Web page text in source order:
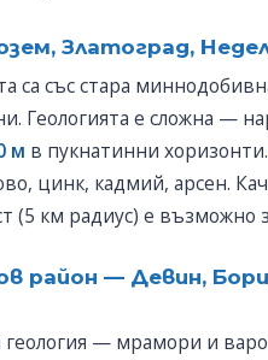
Златоград,
са със стара
Геологията е сложна —
м в пукнатинни хоризонти.
цинк, кадмий, арсен.
(5 км радиус) е възможно
район — Девин,
— мрамори и